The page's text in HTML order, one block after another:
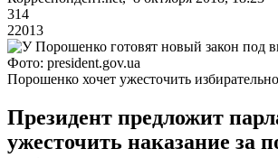
314
22013
Фото: president.gov.ua
Порошенко хочет ужесточить
Президент предложит
ужесточить наказание за